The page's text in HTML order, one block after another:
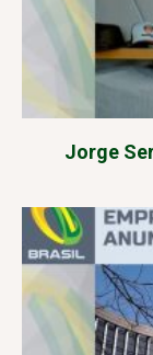
Jorge